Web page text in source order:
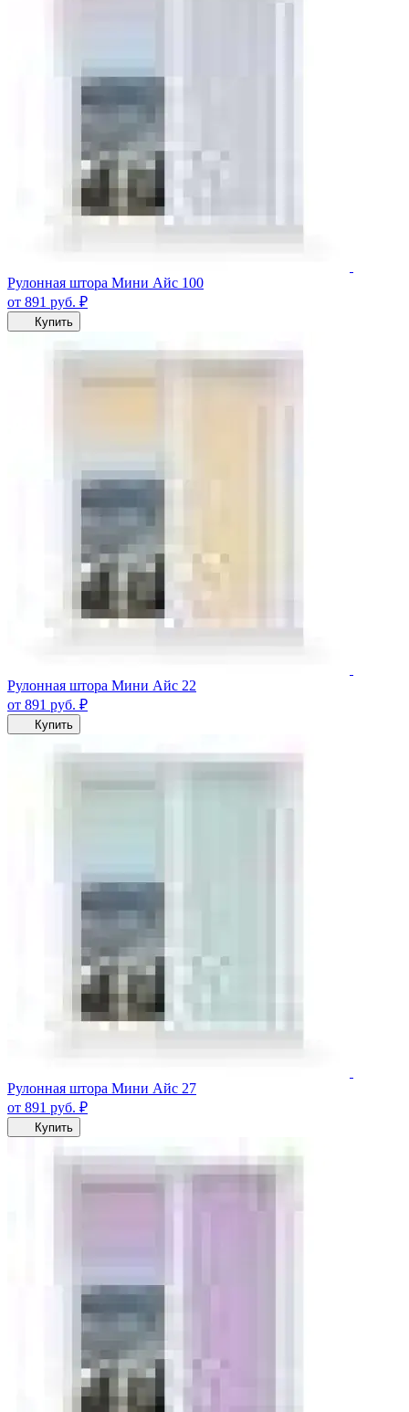
Рулонная штора Мини Айс 100
от 891 руб. ₽
Купить
Рулонная штора Мини Айс 22
от 891 руб. ₽
Купить
Рулонная штора Мини Айс 27
от 891 руб. ₽
Купить